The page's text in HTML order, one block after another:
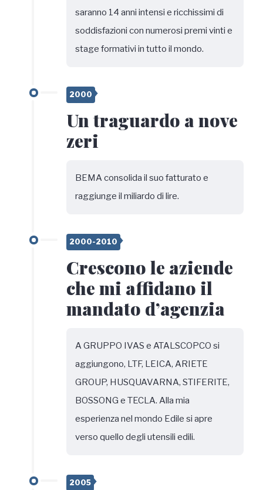
saranno 14 anni intensi e ricchissimi di
soddisfazioni con numerosi premi vinti e
stage formativi in tutto il mondo.
2000
Un traguardo a nove
zeri
BEMA consolida il suo fatturato e
raggiunge il miliardo di lire.
2000-2010
Crescono le aziende
che mi affidano il
mandato d’agenzia
A GRUPPO IVAS e ATALSCOPCO si
aggiungono, LTF, LEICA, ARIETE
GROUP, HUSQUAVARNA, STIFERITE,
BOSSONG e TECLA. Alla mia
esperienza nel mondo Edile si apre
verso quello degli utensili edili.
2005